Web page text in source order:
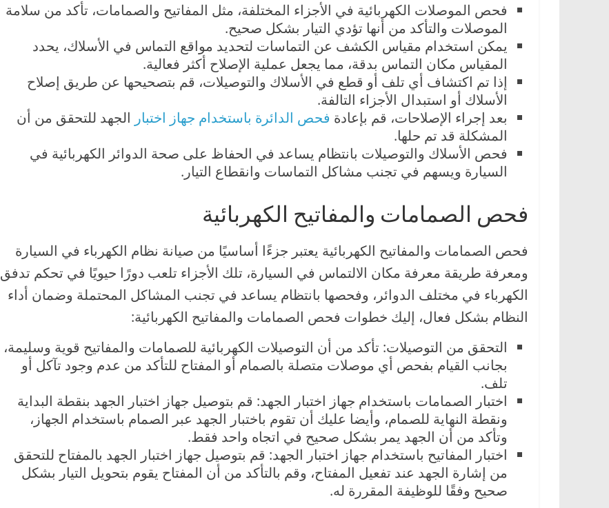
فحص الموصلات الكهربائية في الأجزاء المختلفة، مثل المفاتيح والصمامات، تأكد من سلامة
الموصلات والتأكد من أنها تؤدي التيار بشكل صحيح.
يمكن استخدام مقياس الكشف عن التماسات لتحديد مواقع التماس في الأسلاك، يحدد
المقياس مكان التماس بدقة، مما يجعل عملية الإصلاح أكثر فعالية.
إذا تم اكتشاف أي تلف أو قطع في الأسلاك والتوصيلات، قم بتصحيحها عن طريق إصلاح
الأسلاك أو استبدال الأجزاء التالفة.
بعد إجراء الإصلاحات، قم بإعادة فحص الدائرة باستخدام جهاز اختبار الجهد للتحقق من أن
المشكلة قد تم حلها.
فحص الأسلاك والتوصيلات بانتظام يساعد في الحفاظ على صحة الدوائر الكهربائية في
السيارة ويسهم في تجنب مشاكل التماسات وانقطاع التيار.
فحص الصمامات والمفاتيح الكهربائية
فحص الصمامات والمفاتيح الكهربائية يعتبر جزءًا أساسيًا من صيانة نظام الكهرباء في السيارة
ومعرفة طريقة معرفة مكان الالتماس في السيارة، تلك الأجزاء تلعب دورًا حيويًا في تحكم تدفق
الكهرباء في مختلف الدوائر، وفحصها بانتظام يساعد في تجنب المشاكل المحتملة وضمان أداء
النظام بشكل فعال، إليك خطوات فحص الصمامات والمفاتيح الكهربائية:
التحقق من التوصيلات: تأكد من أن التوصيلات الكهربائية للصمامات والمفاتيح قوية وسليمة،
بجانب القيام بفحص أي موصلات متصلة بالصمام أو المفتاح للتأكد من عدم وجود تآكل أو
تلف.
اختبار الصمامات باستخدام جهاز اختبار الجهد: قم بتوصيل جهاز اختبار الجهد بنقطة البداية
ونقطة النهاية للصمام، وأيضا عليك أن تقوم باختبار الجهد عبر الصمام باستخدام الجهاز،
وتأكد من أن الجهد يمر بشكل صحيح في اتجاه واحد فقط.
اختبار المفاتيح باستخدام جهاز اختبار الجهد: قم بتوصيل جهاز اختبار الجهد بالمفتاح للتحقق
من إشارة الجهد عند تفعيل المفتاح، وقم بالتأكد من أن المفتاح يقوم بتحويل التيار بشكل
صحيح وفقًا للوظيفة المقررة له.